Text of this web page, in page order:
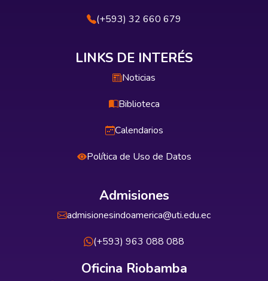
(+593) 32 660 679
LINKS DE INTERÉS
Noticias
Biblioteca
Calendarios
Política de Uso de Datos
Admisiones
admisionesindoamerica@uti.edu.ec
(+593) 963 088 088
Oficina Riobamba